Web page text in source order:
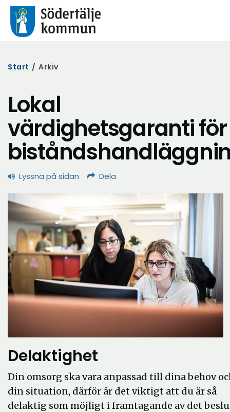
Start / Arkiv
Lokal
värdighetsgaranti för
Lyssna på sidan Dela
Delaktighet
Din omsorg ska vara anpassad till dina behov
din situation, därför är det viktigt att du är så
delaktig som möjligt i framtagande av det